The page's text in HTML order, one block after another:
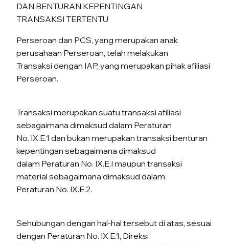
DAN BENTURAN KEPENTINGAN
TRANSAKSI TERTENTU
Perseroan dan PCS, yang merupakan anak
perusahaan Perseroan, telah melakukan
Transaksi dengan IAP, yang merupakan pihak afiliasi
Perseroan.
Transaksi merupakan suatu transaksi afiliasi
sebagaimana dimaksud dalam Peraturan
No. IX.E.1 dan bukan merupakan transaksi benturan
kepentingan sebagaimana dimaksud
dalam Peraturan No. IX.E.I maupun transaksi
material sebagaimana dimaksud dalam
Peraturan No. IX.E.2.
Sehubungan dengan hal-hal tersebut di atas, sesuai
dengan Peraturan No. IX.E.1, Direksi